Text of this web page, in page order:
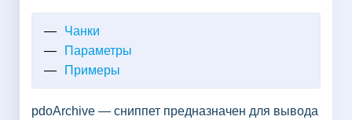
Чанки
Параметры
Примеры
pdoArchive — сниппет предназначен для вывода